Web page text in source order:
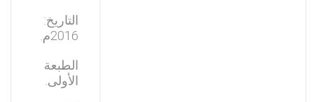
التاريخ:
2016م.
الطبعة
الأولى.